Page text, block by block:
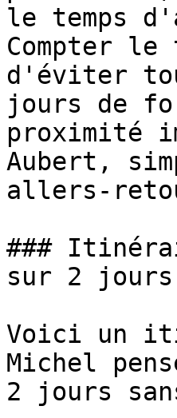
le temps
Compter
d'éviter
jours de
proximité
Aubert,
allers-
###
sur 2
Voici un
Michel
2 jours